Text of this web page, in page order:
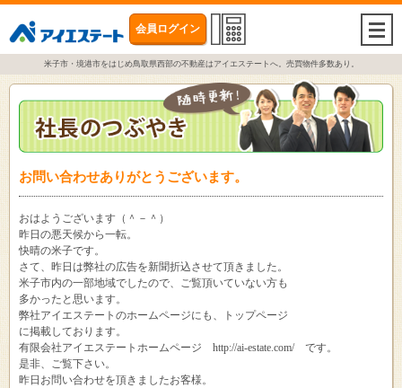
会員ログイン
米子市・境港市をはじめ鳥取県西部の不動産はアイエステートへ。売買物件多数あり。
お問い合わせありがとうございます。
おはようございます（＾－＾）
昨日の悪天候から一転。
快晴の米子です。
さて、昨日は弊社の広告を新聞折込させて頂きました。
米子市内の一部地域でしたので、ご覧頂いていない方も
多かったと思います。
弊社アイエステートのホームページにも、トップページ
に掲載しております。
有限会社アイエステートホームページ http://ai-estate.com/ です。
是非、ご覧下さい。
昨日お問い合わせを頂きましたお客様。